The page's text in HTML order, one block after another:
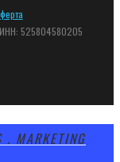
525804580205
. MARKETING